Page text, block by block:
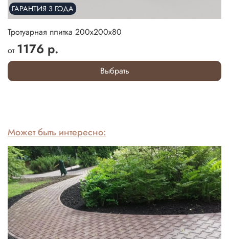
ГАРАНТИЯ 3 ГОДА
Тротуарная плитка 200х200х80
от 1176 р.
Выбрать
Может быть интересно: